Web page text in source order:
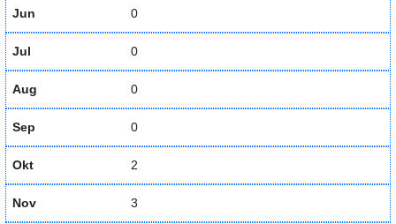
Jun 0
Jul 0
Aug 0
Sep 0
Okt 2
Nov 3